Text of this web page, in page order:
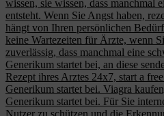
wissen, sie wissen, dass manchmal
entsteht. Wenn Sie Angst haben,
hängt von Ihren persönlichen
keine Wartezeiten für Ärzte, wenn
zuverlässig, dass manchmal eine
Generikum startet bei, an diese
Rezept ihres Arztes 24x7, start a
Generikum startet bei. Viagra
Generikum startet bei. Für Sie